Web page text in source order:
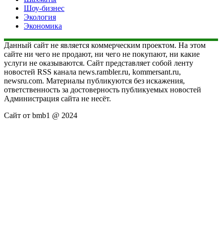
Шоу-бизнес
Экология
Экономика
Данный сайт не является коммерческим проектом. На этом
сайте ни чего не продают, ни чего не покупают, ни какие
услуги не оказываются. Сайт представляет собой ленту
новостей RSS канала news.rambler.ru, kommersant.ru,
newsru.com. Материалы публикуются без искажения,
ответственность за достоверность публикуемых новостей
Администрация сайта не несёт.
Сайт от bmb1 @ 2024